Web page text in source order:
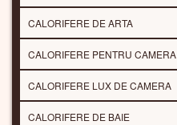
CALORIFERE DE ARTA
CALORIFERE PENTRU CAMERA
CALORIFERE LUX DE CAMERA
CALORIFERE DE BAIE